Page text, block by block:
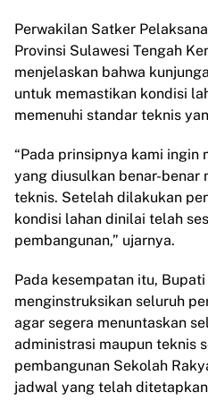
Perwakilan Satker
Provinsi Sulawesi Tengah
menjelaskan bahwa
untuk memastikan kondisi
memenuhi standar teknis
“Pada prinsipnya kami ingin
yang diusulkan benar-benar
teknis. Setelah dilakukan
kondisi lahan dinilai telah
pembangunan,” ujarnya.
Pada kesempatan itu,
menginstruksikan seluruh
agar segera menuntaskan
administrasi maupun teknis
pembangunan Sekolah
jadwal yang telah